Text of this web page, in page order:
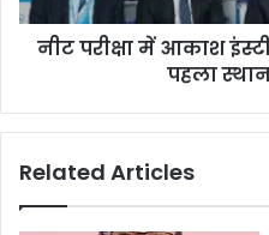
नीट परीक्षा में आकाश
पहला स्थान
Related Articles